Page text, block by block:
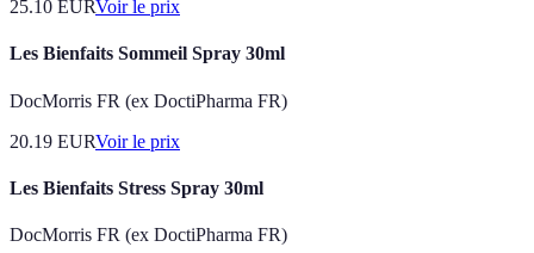
25.10 EURVoir le prix
Les Bienfaits Sommeil Spray 30ml
DocMorris FR (ex DoctiPharma FR)
20.19 EURVoir le prix
Les Bienfaits Stress Spray 30ml
DocMorris FR (ex DoctiPharma FR)